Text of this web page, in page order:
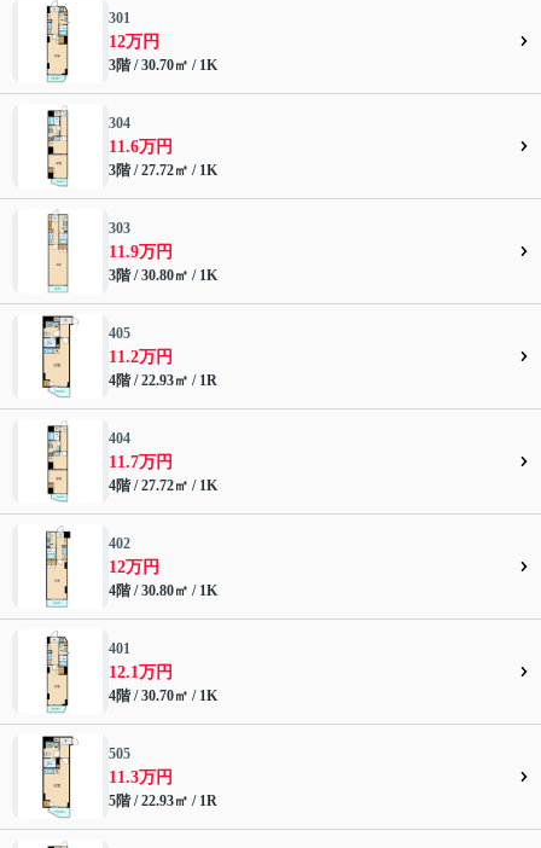
301
12万円
3階 / 30.70㎡ / 1K
304
11.6万円
3階 / 27.72㎡ / 1K
303
11.9万円
3階 / 30.80㎡ / 1K
405
11.2万円
4階 / 22.93㎡ / 1R
404
11.7万円
4階 / 27.72㎡ / 1K
402
12万円
4階 / 30.80㎡ / 1K
401
12.1万円
4階 / 30.70㎡ / 1K
505
11.3万円
5階 / 22.93㎡ / 1R